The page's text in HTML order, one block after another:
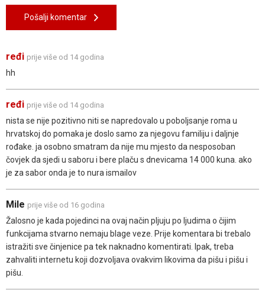
Pošalji komentar
ređi prije više od 14 godina
hh
ređi prije više od 14 godina
nista se nije pozitivno niti se napredovalo u poboljsanje roma u
hrvatskoj do pomaka je doslo samo za njegovu familiju i daljnje
rođake. ja osobno smatram da nije mu mjesto da nesposoban
čovjek da sjedi u saboru i bere plaču s dnevicama 14 000 kuna. ako
je za sabor onda je to nura ismailov
Mile prije više od 16 godina
Žalosno je kada pojedinci na ovaj način pljuju po ljudima o čijim
funkcijama stvarno nemaju blage veze. Prije komentara bi trebalo
istražiti sve činjenice pa tek naknadno komentirati. Ipak, treba
zahvaliti internetu koji dozvoljava ovakvim likovima da pišu i pišu i
pišu.